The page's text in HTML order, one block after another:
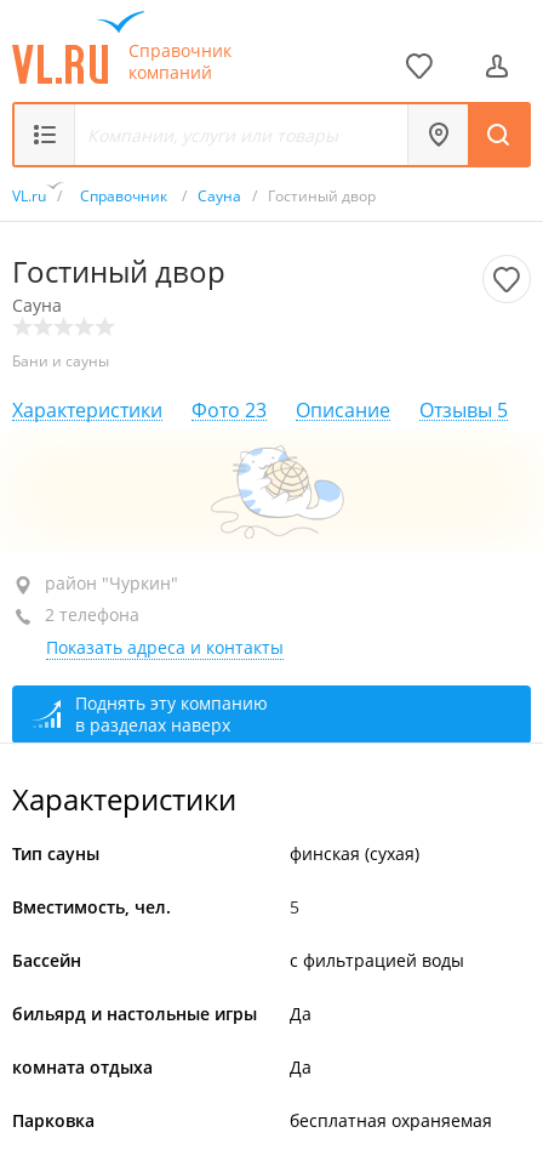
Справочник
компаний
VL.ru / Справочник / Сауна / Гостиный двор
Гостиный двор
Сауна
Бани и сауны
Характеристики Фото 23 Описание Отзывы 5
район "Чуркин", ул. Калинина, 130
+7 (423) 280-34-70
+7 967 958-34-70
круглосуточно
район "Чуркин"
2 телефона
Показать адреса и контакты
Поднять эту компанию
в разделах наверх
Характеристики
Тип сауны финская (сухая)
Вместимость, чел. 5
Бассейн с фильтрацией воды
бильярд и настольные игры Да
комната отдыха Да
Парковка бесплатная охраняемая